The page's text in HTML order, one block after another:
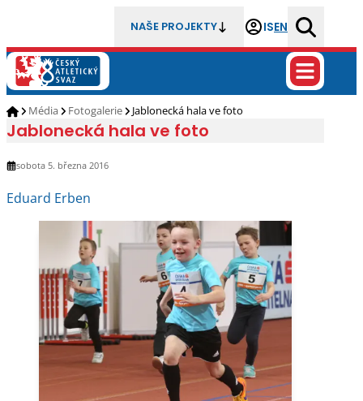
NAŠE PROJEKTY ISEN
Média Fotogalerie Jablonecká hala ve foto
Jablonecká hala ve foto
sobota 5. března 2016
Eduard Erben